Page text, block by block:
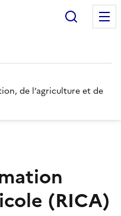
de l’agriculture et de
(RICA)